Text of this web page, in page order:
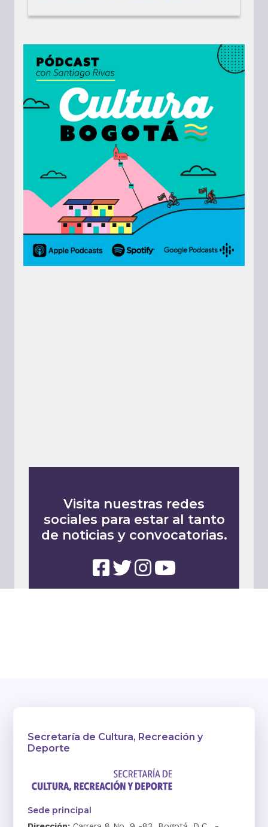
Visita nuestras redes
sociales para estar al tanto
de noticias y convocatorias.
Secretaría de Cultura, Recreación y
Deporte
Sede principal